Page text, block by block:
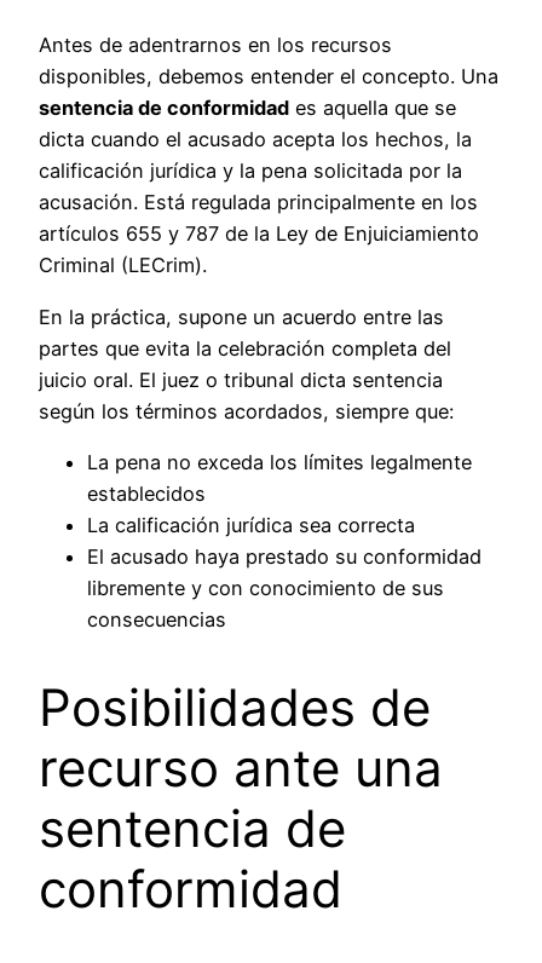
Antes de adentrarnos en los recursos
disponibles, debemos entender el concepto. Una
sentencia de conformidad es aquella que se
dicta cuando el acusado acepta los hechos, la
calificación jurídica y la pena solicitada por la
acusación. Está regulada principalmente en los
artículos 655 y 787 de la Ley de Enjuiciamiento
Criminal (LECrim).
En la práctica, supone un acuerdo entre las
partes que evita la celebración completa del
juicio oral. El juez o tribunal dicta sentencia
según los términos acordados, siempre que:
La pena no exceda los límites legalmente
establecidos
La calificación jurídica sea correcta
El acusado haya prestado su conformidad
libremente y con conocimiento de sus
consecuencias
Posibilidades de
recurso ante una
sentencia de
conformidad